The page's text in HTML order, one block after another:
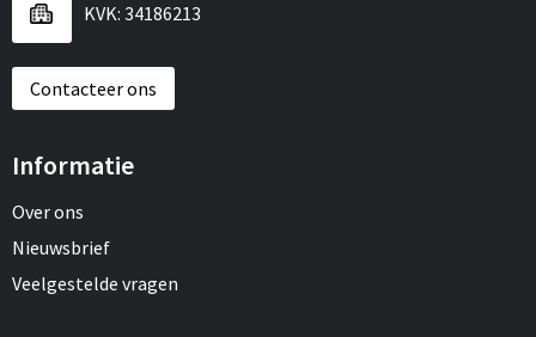
KVK: 34186213
Contacteer ons
Informatie
Over ons
Nieuwsbrief
Veelgestelde vragen